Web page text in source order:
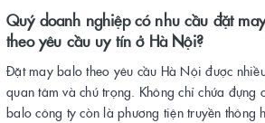
Quý doanh nghiệp có nhu cầu đặt
theo yêu cầu uy tín ở Hà Nội?
Đặt may balo theo yêu cầu Hà Nội được
quan tâm và chú trọng. Không chỉ chứa đựng
balo công ty còn là phương tiện truyền thông